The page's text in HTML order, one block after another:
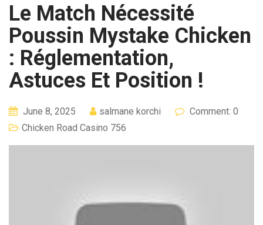
Le Match Nécessité
Poussin Mystake Chicken
: Réglementation,
Astuces Et Position !
June 8, 2025 salmane korchi
Comment: 0
Chicken Road Casino 756